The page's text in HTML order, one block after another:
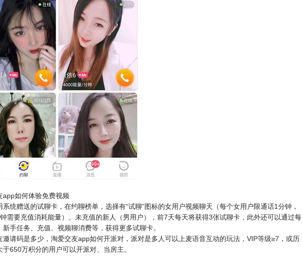
app如何体验免费视频
系统赠送的试聊卡，在约聊榜单，选择有“试聊”图标的女用户视频聊天（每个女用户限通话1分钟，
需要充值消耗能量）。未充值的新人（男用户），前7天每天将获得3张试聊卡，此外还可以通过每
新手任务、充值、视频聊消费等，获得更多试聊卡。
邀请码是多少，淘爱交友app如何开派对，派对是多人可以上麦语音互动的玩法，VIP等级≥7，或历
于650万积分的用户可以开派对、当房主。